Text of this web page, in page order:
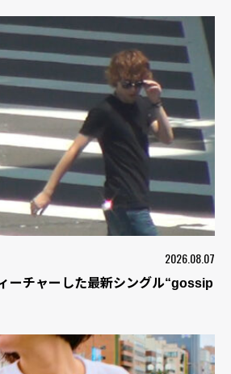
2026.08.07
ーチャーした最新シングル“gossip